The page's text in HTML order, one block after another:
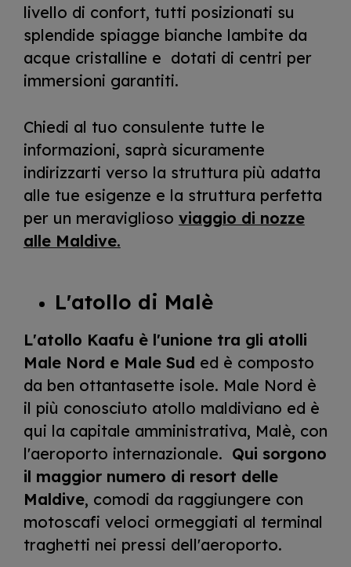
livello di confort, tutti posizionati su
splendide spiagge bianche lambite da
acque cristalline e dotati di centri per
immersioni garantiti.
Chiedi al tuo consulente tutte le
informazioni, saprà sicuramente
indirizzarti verso la struttura più adatta
alle tue esigenze e la struttura perfetta
per un meraviglioso viaggio di nozze
alle Maldive.
L'atollo di Malè
L'atollo Kaafu è l'unione tra gli atolli
Male Nord e Male Sud ed è composto
da ben ottantasette isole. Male Nord è
il più conosciuto atollo maldiviano ed è
qui la capitale amministrativa, Malè, con
l'aeroporto internazionale. Qui sorgono
il maggior numero di resort delle
Maldive, comodi da raggiungere con
motoscafi veloci ormeggiati al terminal
traghetti nei pressi dell'aeroporto.